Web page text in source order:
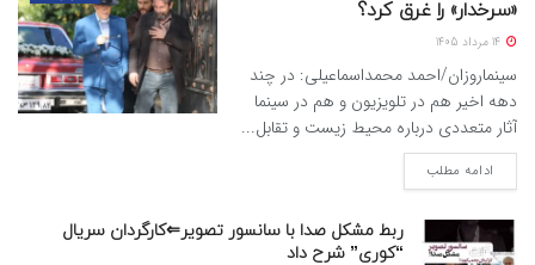
«سرخدار» را غرق کرد؟
سینماروزان/احمد محمداسماعیلی: در چند
دهه اخیر هم در تلویزیون و هم در سینما
آثار متعددی درباره محیط زیست و تقابل...
ادامه مطلب
ربط مشکل صدا با سانسور تصویر⇐کارگردان سریال
“کوری” شرح داد